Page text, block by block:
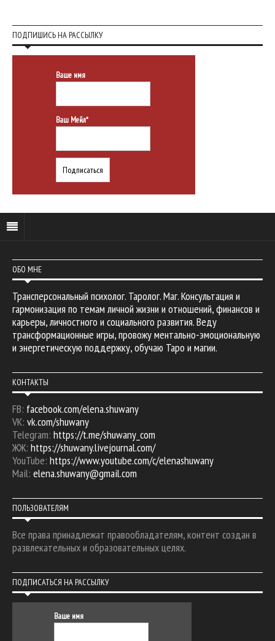
ПОДПИШИСЬ НА РАССЫЛКУ
Ваше имя
Ваш Мейл*
ОБО МНЕ
Трансперсональный психолог. Таролог. Маг. Консультация и
гармонизация по темам личной жизни и отношений, финансов и
карьеры, личностного и социального развития. Веду
трансформационные игры, провожу ментально-эмоциональную
и энергетическую поддержку, обучаю Таро и магии.
КОНТАКТЫ
FB: facebook.com/elena.shuwany
VK: vk.com/shuwany
Telegram: https://t.me/shuwany_com
ЖЖ: https://shuwany.livejournal.com/
YouTube: https://www.youtube.com/c/elenashuwany
Mail: elena.shuwany@gmail.com
ПОЛЬЗОВАТЕЛЯМ
Все права принадлежат правообладателям, контент создан в
развлекательных и образовательных целях.
ПОДПИСАТЬСЯ НА РАССЫЛКУ
Ваше имя